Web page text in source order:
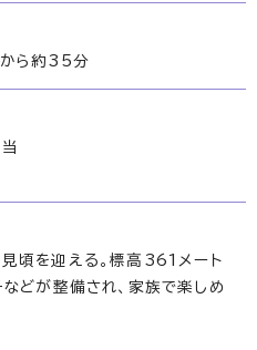
ら約35分
頃を迎える。標高361メート
などが整備され、家族で楽しめ